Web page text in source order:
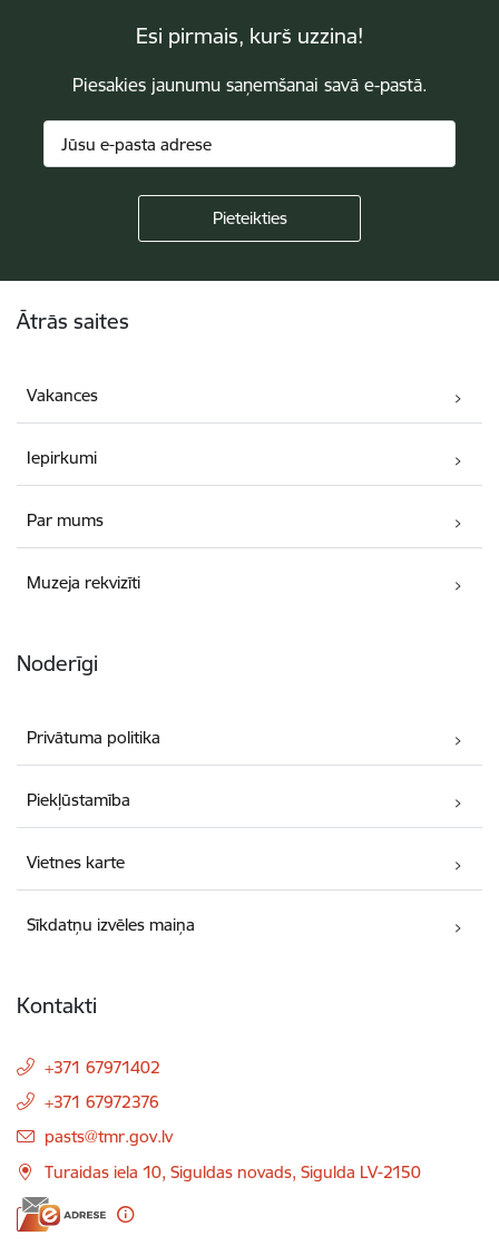
Esi pirmais, kurš uzzina!
Piesakies jaunumu saņemšanai savā e-pastā.
Ātrās saites
Vakances
Iepirkumi
Par mums
Muzeja rekvizīti
Noderīgi
Privātuma politika
Piekļūstamība
Vietnes karte
Sīkdatņu izvēles maiņa
Kontakti
+371 67971402
+371 67972376
E-pasts:
pasts@tmr.gov.lv
Turaidas iela 10, Siguldas novads, Sigulda LV-2150